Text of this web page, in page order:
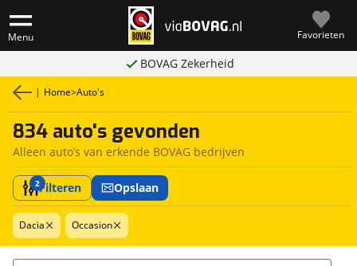
Menu Favorieten
BOVAG Zekerheid
| Home>Auto's
834 auto's gevonden
Alleen auto’s van erkende BOVAG bedrijven
2Filteren Opslaan
Dacia Occasion